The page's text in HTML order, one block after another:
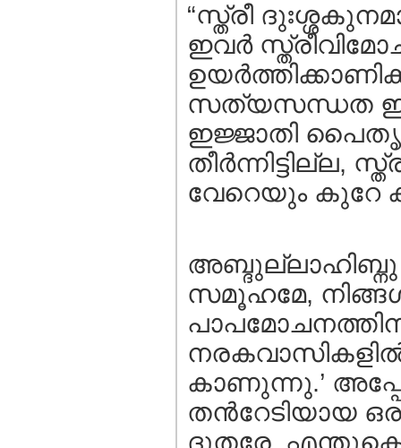
“സ്ത്രീ
ഇവര്‍
സത്യസന്ധത
ഇജ്ജാതി
വേറെയും കുറേ
അബ്ദുല്ലാഹിബ്നു
സമൂഹമേ,
കാണുന്നു.’
തന്‍റേടിയായ
ദൂതരേ,